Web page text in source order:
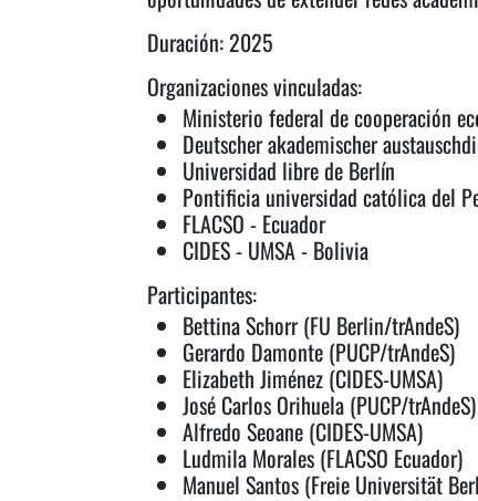
Duración: 2025
Organizaciones vinculadas:
Ministerio federal de cooperación
Deutscher akademischer
Universidad libre de Berlín
Pontificia universidad católica del
FLACSO - Ecuador
CIDES - UMSA - Bolivia
Participantes:
Bettina Schorr (FU Berlin/trAndeS)
Gerardo Damonte (PUCP/trAndeS)
Elizabeth Jiménez (CIDES-UMSA)
José Carlos Orihuela (PUCP/trAndeS)
Alfredo Seoane (CIDES-UMSA)
Ludmila Morales (FLACSO Ecuador)
Manuel Santos (Freie Universität